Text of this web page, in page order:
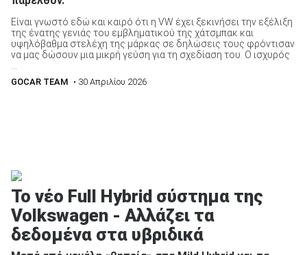
Είναι γνωστό εδώ και καιρό ότι η VW έχει ξεκινήσει την εξέλιξη
της ένατης γενιάς του εμβληματικού της χάτσμπακ και
υψηλόβαθμα στελέχη της μάρκας σε δηλώσεις τους φρόντισαν
να μας δώσουν μια μικρή γεύση για τη σχεδίαση του. Ο ισχυρός
GOCAR TEAM • 30 Απριλίου 2026
Το νέο Full Hybrid σύστημα της
Volkswagen - Αλλάζει τα
δεδομένα στα υβριδικά